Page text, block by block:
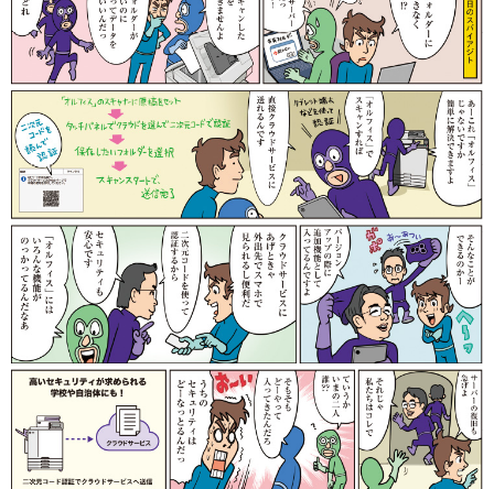
鹿島アントラーズ応援サ
イト
閉じる
株主・投資家情報
環境への取り組み
社会とのかかわり
閉じる